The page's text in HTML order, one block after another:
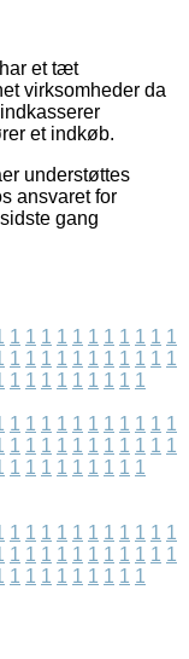
et tæt
virksomheder da
et indkøb.
understøttes
ansvaret for
gang
1 1 1 1 1 1 1 1 1 1 1
1 1 1 1 1 1 1 1 1 1 1
1 1 1 1 1 1 1 1 1
1 1 1 1 1 1 1 1 1 1 1
1 1 1 1 1 1 1 1 1 1 1
1 1 1 1 1 1 1 1 1
1 1 1 1 1 1 1 1 1 1 1
1 1 1 1 1 1 1 1 1 1 1
1 1 1 1 1 1 1 1 1